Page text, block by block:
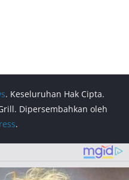
. Keseluruhan Hak Cipta.
Dipersembahkan oleh
.